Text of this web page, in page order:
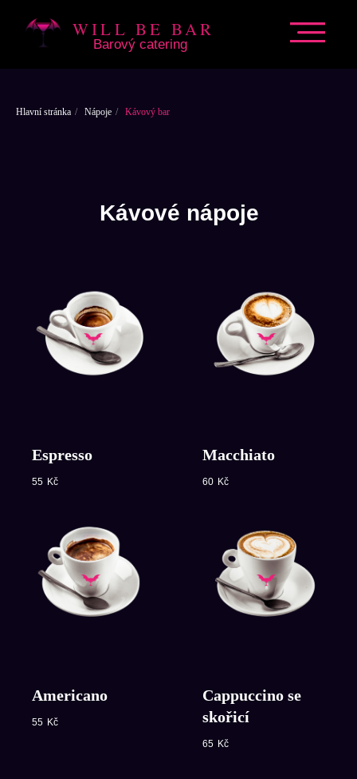
Barový catering
WILL BE BAR
Hlavní stránka / Nápoje / Kávový bar
Kávové nápoje
Espresso
55 Kč
Macchiato
60 Kč
Americano
55 Kč
Cappuccino se
skořicí
65 Kč